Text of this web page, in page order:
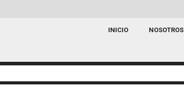
INICIO NOSOTROS